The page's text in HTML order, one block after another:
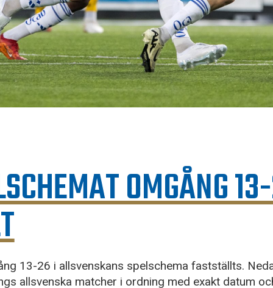
OMGÅNG
13-26 i allsvenskans spelschema fastställts.
allsvenska matcher i ordning med exakt datum